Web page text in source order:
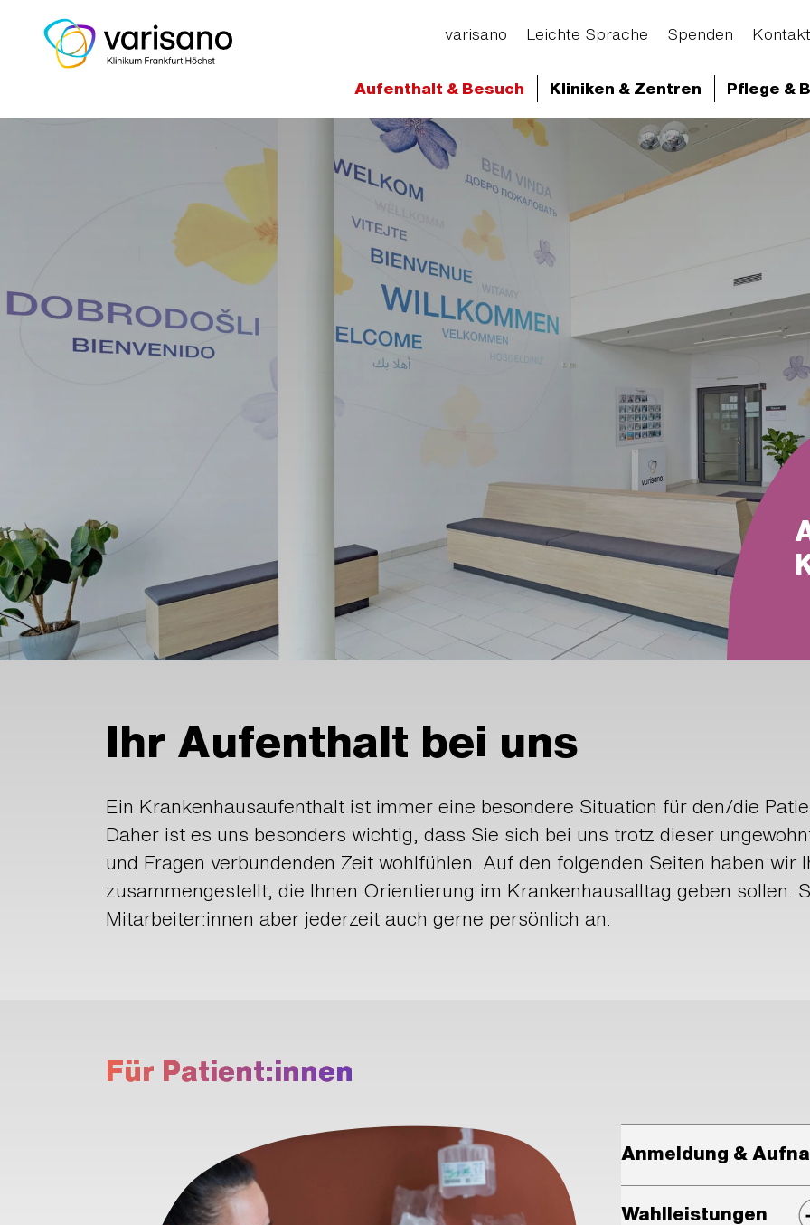
varisano Leichte Sprache Spenden Kontakt
Aufenthalt & Besuch Kliniken & Zentren Pflege &
Medizinische Experten und Abteilungen Klinikum Frankfurt Höchst
Ihr Aufenthalt bei uns
Ein Krankenhausaufenthalt ist immer eine besondere Situation für den/die
Daher ist es uns besonders wichtig, dass Sie sich bei uns trotz dieser
und Fragen verbundenden Zeit wohlfühlen. Auf den folgenden Seiten haben wir
zusammengestellt, die Ihnen Orientierung im Krankenhausalltag geben sollen.
Mitarbeiter:innen aber jederzeit auch gerne persönlich an.
Für Patient:innen
Anmeldung &
Wahlleistungen